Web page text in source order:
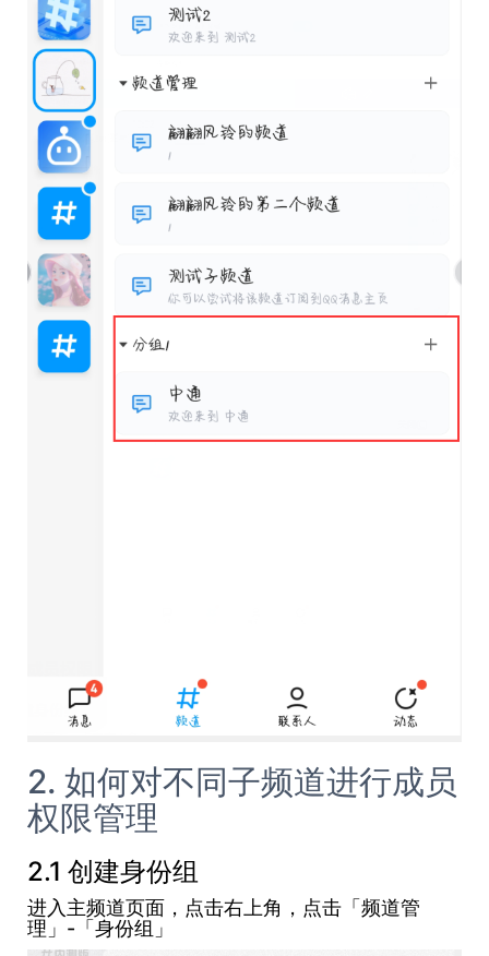
2. 如何对不同子频道进行成员
权限管理
2.1 创建身份组
进入主频道页面，点击右上角，点击「频道管
理」-「身份组」